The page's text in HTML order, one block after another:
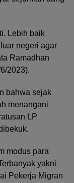
Lebih baik
negeri agar
Ramadhan
2023).
bahwa sejak
menangani
LP
modus para
yakni
Pekerja Migran